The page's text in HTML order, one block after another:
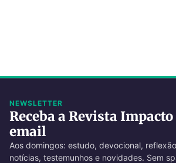
NEWSLETTER
Receba a Revista Impacto
email
Aos domingos: estudo, devocional,
notícias, testemunhos e novidades. Sem